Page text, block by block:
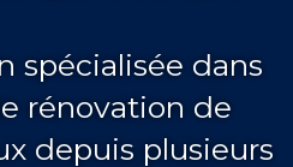
spécialisée dans
rénovation de
depuis plusieurs